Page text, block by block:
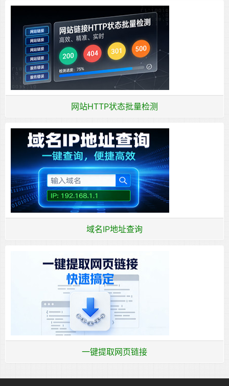
网站HTTP状态批量检测
域名IP地址查询
一键提取网页链接